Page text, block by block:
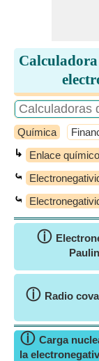
Química
↳ Enlace químico
⤿
⤿
ⓘ
ⓘ Radio
ⓘ Carga
la